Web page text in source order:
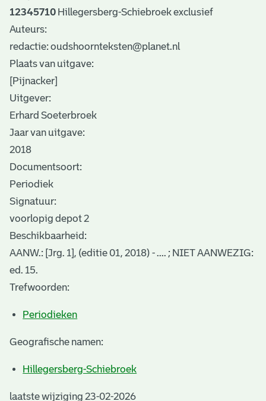
12345710 Hillegersberg-Schiebroek exclusief
Auteurs:
redactie: oudshoornteksten@planet.nl
Plaats van uitgave:
[Pijnacker]
Uitgever:
Erhard Soeterbroek
Jaar van uitgave:
2018
Documentsoort:
Periodiek
Signatuur:
voorlopig depot 2
Beschikbaarheid:
AANW.: [Jrg. 1], (editie 01, 2018) - .... ; NIET AANWEZIG:
ed. 15.
Trefwoorden:
Periodieken
Geografische namen:
Hillegersberg-Schiebroek
laatste wijziging 23-02-2026